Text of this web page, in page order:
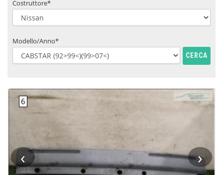
Costruttore*
Modello/Anno*
CERCA
‹ ›